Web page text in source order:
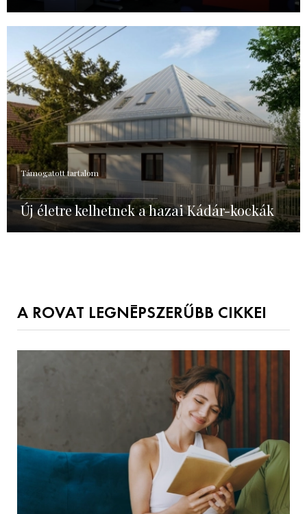
Támogatott tartalom
Új életre kelhetnek a hazai Kádár-kockák
A ROVAT LEGNÉPSZERŰBB CIKKEI